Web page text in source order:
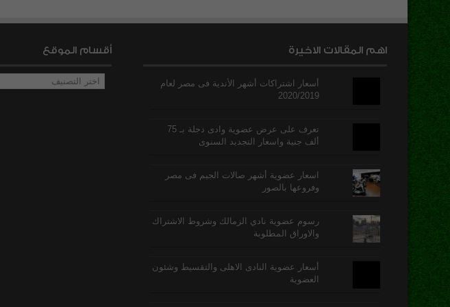
اهم المقالات الاخيرة
أسعار اشتراكات أشهر الأندية فى مصر لعام
2020/2019
تعرف على عرض عضوية وادى دجلة بـ 75
ألف جنية واسعار التجديد السنوى
اسعار عضوية أشهر صالات الجيم فى مصر
وفروعها بالصور
رسوم عضوية نادي الزمالك وشروط الاشتراك
والاوراق المطلوبة
أسعار عضوية النادى الاهلى والتقسيط وشئون
العضوية
أقسام الموقع
أقسام
الموقع